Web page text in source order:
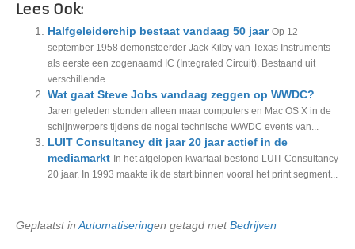
Lees Ook:
Halfgeleiderchip bestaat vandaag 50 jaar Op 12
september 1958 demonsteerder Jack Kilby van Texas Instruments
als eerste een zogenaamd IC (Integrated Circuit). Bestaand uit
verschillende...
Wat gaat Steve Jobs vandaag zeggen op WWDC?
Jaren geleden stonden alleen maar computers en Mac OS X in de
schijnwerpers tijdens de nogal technische WWDC events van...
LUIT Consultancy dit jaar 20 jaar actief in de
mediamarkt In het afgelopen kwartaal bestond LUIT Consultancy
20 jaar. In 1993 maakte ik de start binnen vooral het print segment...
Geplaatst in Automatiseringen getagd metBedrijven